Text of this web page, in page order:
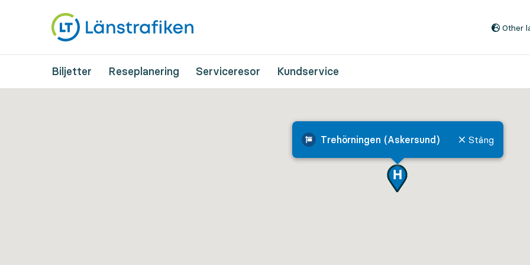
Other
Biljetter Reseplanering Serviceresor Kundservice
Trehörningen (Askersund) Stäng